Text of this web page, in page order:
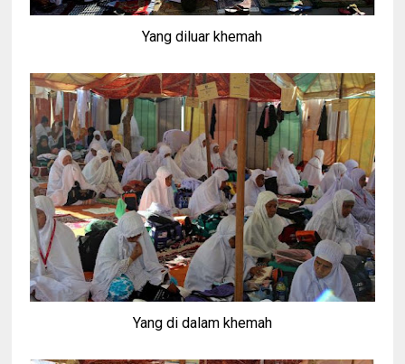
Yang diluar khemah
Yang di dalam khemah